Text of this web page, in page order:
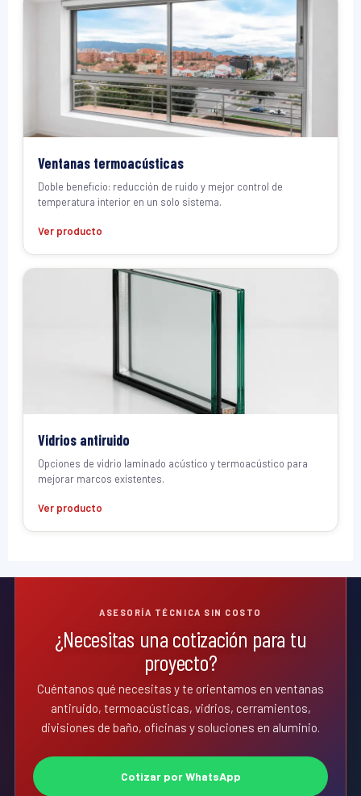
Ventanas termoacústicas
Doble beneficio: reducción de ruido y mejor control de
temperatura interior en un solo sistema.
Ver producto
Vidrios antiruido
Opciones de vidrio laminado acústico y termoacústico para
mejorar marcos existentes.
Ver producto
ASESORÍA TÉCNICA SIN COSTO
¿Necesitas una cotización para tu
proyecto?
Cuéntanos qué necesitas y te orientamos en ventanas
antiruido, termoacústicas, vidrios, cerramientos,
divisiones de baño, oficinas y soluciones en aluminio.
Cotizar por WhatsApp